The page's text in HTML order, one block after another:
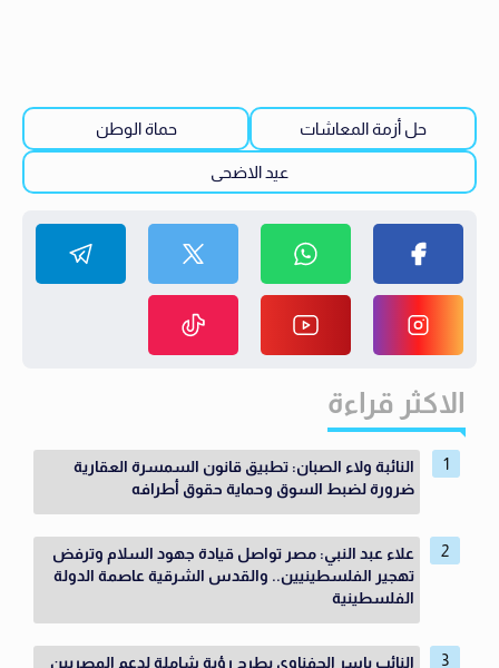
حل أزمة المعاشات حماة الوطن
عيد الاضحى
الاكثر قراءة
النائبة ولاء الصبان: تطبيق قانون السمسرة العقارية
ضرورة لضبط السوق وحماية حقوق أطرافه
علاء عبد النبي: مصر تواصل قيادة جهود السلام وترفض
تهجير الفلسطينيين.. والقدس الشرقية عاصمة الدولة
الفلسطينية
النائب ياسر الحفناوي يطرح رؤية شاملة لدعم المصريين